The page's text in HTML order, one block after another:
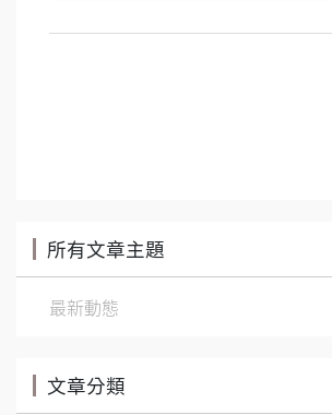
所有文章主題
最新動態
文章分類